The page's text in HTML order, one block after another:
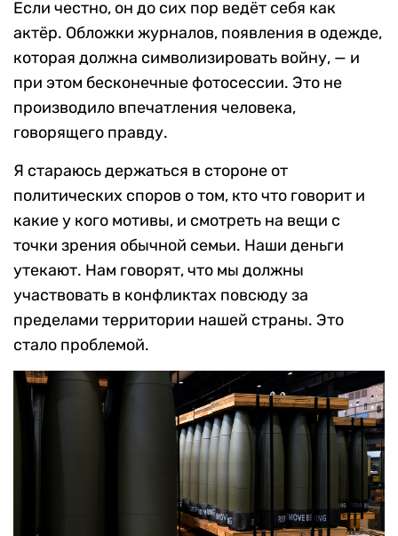
Если честно, он до сих пор ведёт себя как
актёр. Обложки журналов, появления в одежде,
которая должна символизировать войну, — и
при этом бесконечные фотосессии. Это не
производило впечатления человека,
говорящего правду.
Я стараюсь держаться в стороне от
политических споров о том, кто что говорит и
какие у кого мотивы, и смотреть на вещи с
точки зрения обычной семьи. Наши деньги
утекают. Нам говорят, что мы должны
участвовать в конфликтах повсюду за
пределами территории нашей страны. Это
стало проблемой.